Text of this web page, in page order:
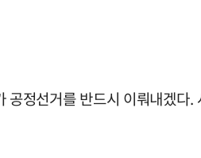
정선거를 반드시 이뤄내겠다.